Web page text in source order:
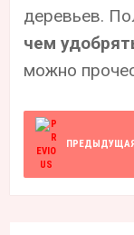
деревьев.
чем
можно
ПРЕДЫДУЩАЯ